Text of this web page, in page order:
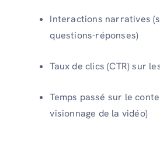
Interactions narratives
questions-réponses)
Taux de clics (CTR) sur
Temps passé sur le
visionnage de la vidéo)